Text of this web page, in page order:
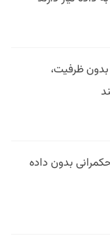
ظرفیت،
بدون داده